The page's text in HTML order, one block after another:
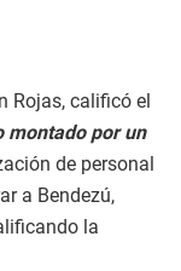
Rojas, calificó el
montado por un
de personal
a Bendezú,
la